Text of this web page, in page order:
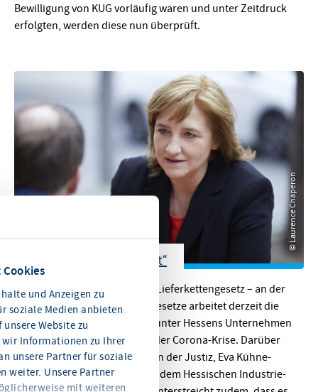
und Anzeigen zu
soziale Medien anbieten
Website zu
Informationen zu Ihrer
unsere Partner für soziale
weiter. Unsere Partner
mit weiteren
Bewilligung von KUG vorläufig waren und unter Zeitdruck
erfolgten, werden diese nun überprüft.
© Laurence Chaperon
© Laurence Chaperon
„Übereilt und unausgereift“
Unternehmensstrafrecht und Lieferkettengesetz – an der
Einführung entsprechender Gesetze arbeitet derzeit die
Bundesregierung. Sie sorgen unter Hessens Unternehmen
vielfach für Unmut, gerade in der Corona-Krise. Darüber
spricht die hessische Ministerin der Justiz, Eva Kühne-
Hörmann, Mitte Dezember mit dem Hessischen Industrie-